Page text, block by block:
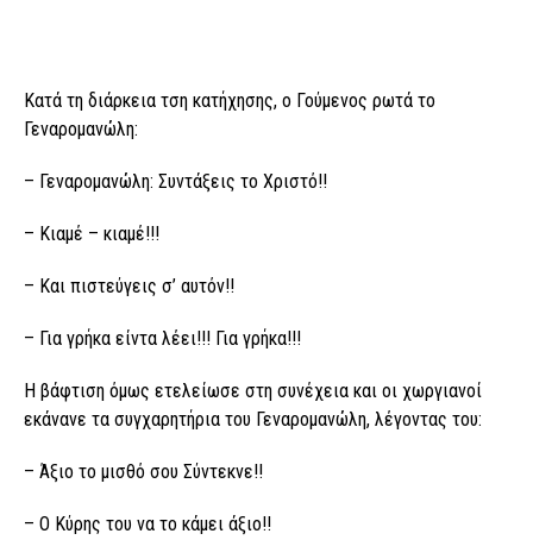
Κατά τη διάρκεια τση κατήχησης, ο Γούμενος ρωτά το
Γεναρομανώλη:
– Γεναρομανώλη: Συντάξεις το Χριστό!!
– Κιαμέ – κιαμέ!!!
– Και πιστεύγεις σ’ αυτόν!!
– Για γρήκα είντα λέει!!! Για γρήκα!!!
Η βάφτιση όμως ετελείωσε στη συνέχεια και οι χωργιανοί
εκάνανε τα συγχαρητήρια του Γεναρομανώλη, λέγοντας του:
– Άξιο το μισθό σου Σύντεκνε!!
– Ο Κύρης του να το κάμει άξιο!!